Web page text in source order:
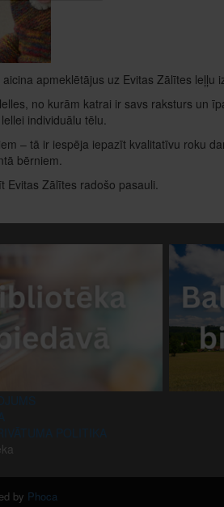
apmeklētājus uz Evitas Zālītes leļļu
no kurām katrai ir savs raksturs un
individuālu tēlu.
– tā ir iespēja iepazīt kvalitatīvu roku
bērniem.
Zālītes radošo pasauli.
by Phoca